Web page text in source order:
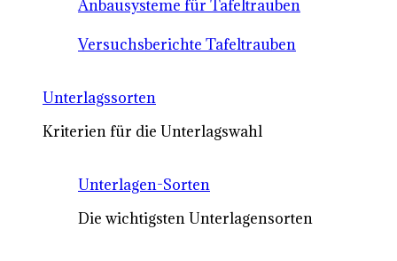
Anbausysteme für Tafeltrauben
Versuchsberichte Tafeltrauben
Unterlagssorten
Kriterien für die Unterlagswahl
Unterlagen-Sorten
Die wichtigsten Unterlagensorten